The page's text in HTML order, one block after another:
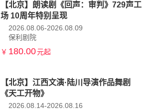
【北京】朗读剧《回声：审判》729声工
场 10周年特别呈现
2026.08.06-2026.08.09
保利剧院
￥ 180.00元起
【北京】江西文演·陆川导演作品舞剧
《天工开物》
2026.08.14-2026.08.16